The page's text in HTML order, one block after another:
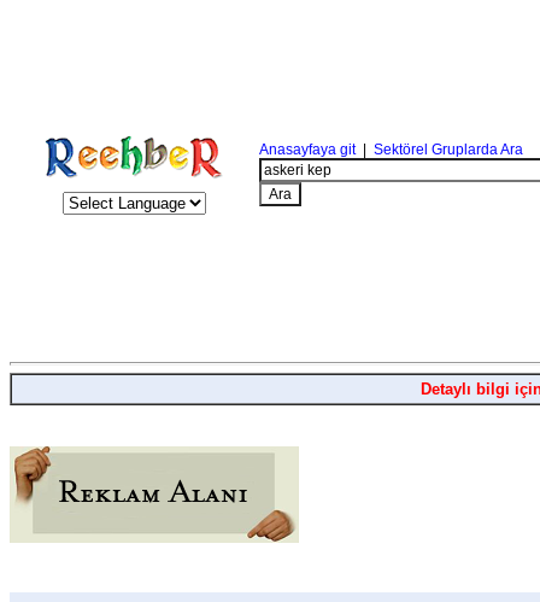
Anasayfaya git| Sektörel Gruplarda Ara
Detaylı bilgi